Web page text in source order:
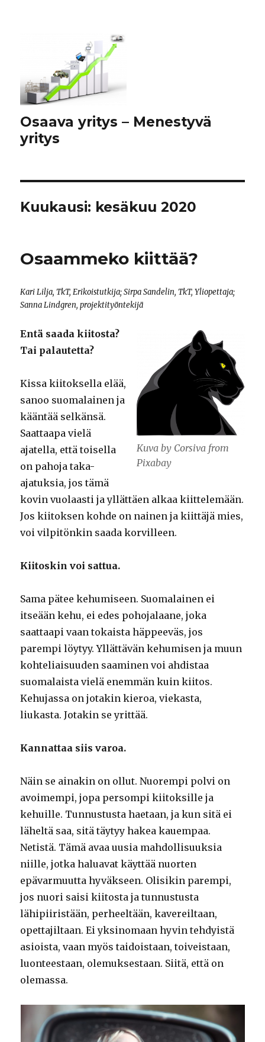
Osaava yritys – Menestyvä
yritys
Kuukausi: kesäkuu 2020
Osaammeko kiittää?
Kari Lilja, TkT, Erikoistutkija; Sirpa Sandelin, TkT, Yliopettaja;
Sanna Lindgren, projektityöntekijä
Kuva by Corsiva from
Pixabay
Entä saada kiitosta?
Tai palautetta?
Kissa kiitoksella elää,
sanoo suomalainen ja
kääntää selkänsä.
Saattaapa vielä
ajatella, että toisella
on pahoja taka-
ajatuksia, jos tämä
kovin vuolaasti ja yllättäen alkaa kiittelemään.
Jos kiitoksen kohde on nainen ja kiittäjä mies,
voi vilpitönkin saada korvilleen.
Kiitoskin voi sattua.
Sama pätee kehumiseen. Suomalainen ei
itseään kehu, ei edes pohojalaane, joka
saattaapi vaan tokaista häppeeväs, jos
parempi löytyy. Yllättävän kehumisen ja muun
kohteliaisuuden saaminen voi ahdistaa
suomalaista vielä enemmän kuin kiitos.
Kehujassa on jotakin kieroa, viekasta,
liukasta. Jotakin se yrittää.
Kannattaa siis varoa.
Näin se ainakin on ollut. Nuorempi polvi on
avoimempi, jopa persompi kiitoksille ja
kehuille. Tunnustusta haetaan, ja kun sitä ei
läheltä saa, sitä täytyy hakea kauempaa.
Netistä. Tämä avaa uusia mahdollisuuksia
niille, jotka haluavat käyttää nuorten
epävarmuutta hyväkseen. Olisikin parempi,
jos nuori saisi kiitosta ja tunnustusta
lähipiiristään, perheeltään, kavereiltaan,
opettajiltaan. Ei yksinomaan hyvin tehdyistä
asioista, vaan myös taidoistaan, toiveistaan,
luonteestaan, olemuksestaan. Siitä, että on
olemassa.